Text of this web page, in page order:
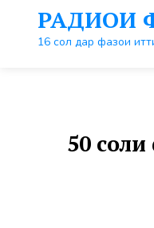
контенту
РАДИОИ
16 сол дар фазои
50